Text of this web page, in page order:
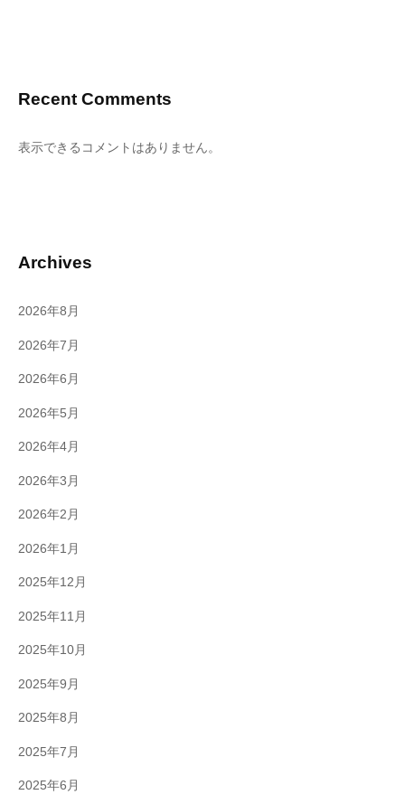
Recent Comments
表示できるコメントはありません。
Archives
2026年8月
2026年7月
2026年6月
2026年5月
2026年4月
2026年3月
2026年2月
2026年1月
2025年12月
2025年11月
2025年10月
2025年9月
2025年8月
2025年7月
2025年6月